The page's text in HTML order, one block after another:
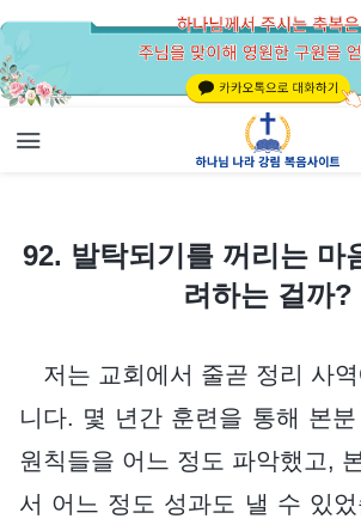
92. 발탁되기를 꺼리는 마음, 무엇을 염려하는
92. 발탁되기를 꺼리는 마
려하는 걸까?
저는 교회에서 줄곧 정리 사
니다. 몇 년간 훈련을 통해 본
원칙들을 어느 정도 파악했고,
서 어느 정도 성과도 낼 수 있